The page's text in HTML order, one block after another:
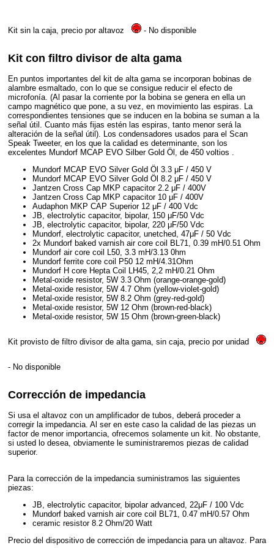
Kit sin la caja, precio por altavoz - No disponible
Kit con filtro divisor de alta gama
En puntos importantes del kit de alta gama se incorporan bobinas de
alambre esmaltado, con lo que se consigue reducir el efecto de
microfonía. (Al pasar la corriente por la bobina se genera en ella un
campo magnético que pone, a su vez, en movimiento las espiras. La
correspondientes tensiones que se inducen en la bobina se suman a la
señal útil. Cuanto más fijas estén las espiras, tanto menor será la
alteración de la señal útil). Los condensadores usados para el Scan
Speak Tweeter, en los que la calidad es determinante, son los
excelentes Mundorf MCAP EVO Silber Gold Öl, de 450 voltios .
Mundorf MCAP EVO Silver Gold Öl 3.3 μF / 450 V
Mundorf MCAP EVO Silver Gold Öl 8.2 μF / 450 V
Jantzen Cross Cap MKP capacitor 2.2 μF / 400V
Jantzen Cross Cap MKP capacitor 10 μF / 400V
Audaphon MKP CAP Superior 12 μF / 400 Vdc
JB, electrolytic capacitor, bipolar, 150 μF/50 Vdc
JB, electrolytic capacitor, bipolar, 220 μF/50 Vdc
Mundorf, electrolytic capacitor, unetched, 47μF / 50 Vdc
2x Mundorf baked varnish air core coil BL71, 0.39 mH/0.51 Ohm
Mundorf air core coil L50, 3.3 mH/3.13 0hm
Mundorf ferrite core coil P50 12 mH/4.31Ohm
Mundorf H core Hepta Coil LH45, 2,2 mH/0.21 Ohm
Metal-oxide resistor, 5W 3.3 Ohm (orange-orange-gold)
Metal-oxide resistor, 5W 4.7 Ohm (yellow-violet-gold)
Metal-oxide resistor, 5W 8.2 Ohm (grey-red-gold)
Metal-oxide resistor, 5W 12 Ohm (brown-red-black)
Metal-oxide resistor, 5W 15 Ohm (brown-green-black)
Kit provisto de filtro divisor de alta gama, sin caja, precio por unidad
- No disponible
Corrección de impedancia
Si usa el altavoz con un amplificador de tubos, deberá proceder a
corregir la impedancia. Al ser en este caso la calidad de las piezas un
factor de menor importancia, ofrecemos solamente un kit. No obstante,
si usted lo desea, obviamente le suministraremos piezas de calidad
superior.
Para la corrección de la impedancia suministramos las siguientes
piezas:
JB, electrolytic capacitor, bipolar advanced, 22μF / 100 Vdc
Mundorf baked varnish air core coil BL71, 0.47 mH/0.57 Ohm
ceramic resistor 8.2 Ohm/20 Watt
Precio del dispositivo de corrección de impedancia para un altavoz. Para